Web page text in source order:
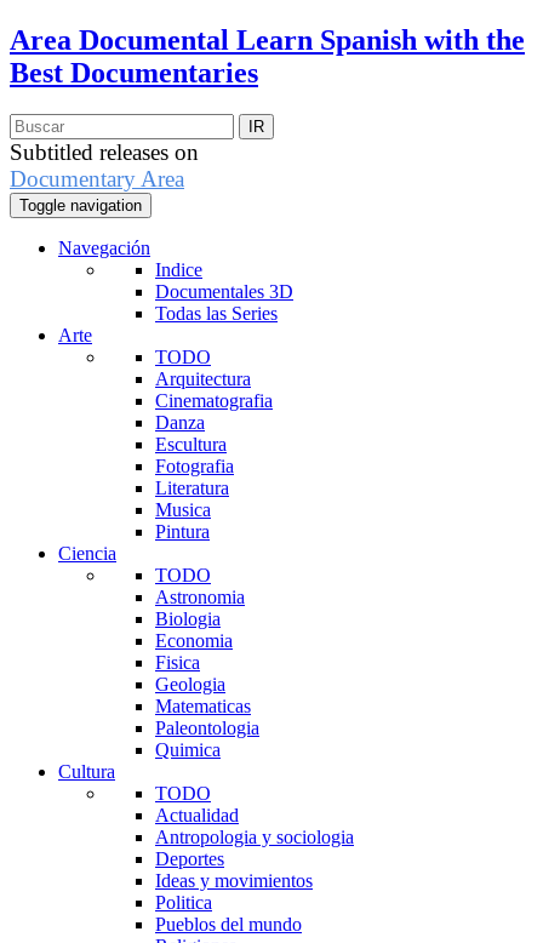
Area Documental Learn Spanish with the
Best Documentaries
Subtitled releases on
Documentary Area
Toggle navigation
Navegación
Indice
Documentales 3D
Todas las Series
Arte
TODO
Arquitectura
Cinematografia
Danza
Escultura
Fotografia
Literatura
Musica
Pintura
Ciencia
TODO
Astronomia
Biologia
Economia
Fisica
Geologia
Matematicas
Paleontologia
Quimica
Cultura
TODO
Actualidad
Antropologia y sociologia
Deportes
Ideas y movimientos
Politica
Pueblos del mundo